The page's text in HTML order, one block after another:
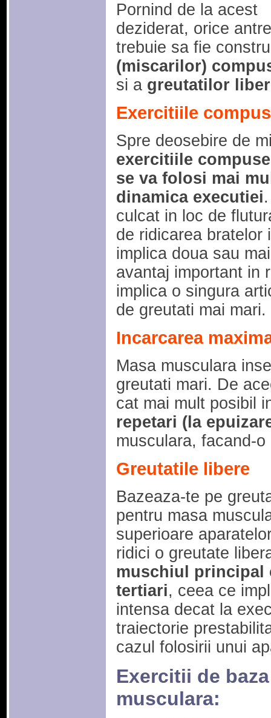
Pornind de la acest
deziderat, orice
trebuie sa fie
(miscarilor)
si a greutatilor
Exercitiile
Spre deosebire de
exercitiile
se va folosi mai
dinamica executiei
culcat in loc de
de ridicarea bratelor
implica doua sau
avantaj important in
implica o singura
de greutati mai mari.
Incarcarea
Masa musculara
greutati mari. De
cat mai mult posibil
repetari (la
musculara, facand-
Greutatile libere
Bazeaza-te pe
pentru masa
superioare
ridici o greutate
muschiul principal
tertiari, ceea ce
intensa decat la
traiectorie
cazul folosirii unui
Exercitii de
musculara: